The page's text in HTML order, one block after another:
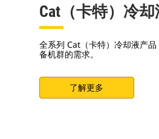
Cat（卡特）冷却
全系列 Cat（卡特）冷却液产
备机群的需求。
了解更多